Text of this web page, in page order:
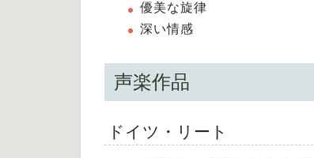
優美な旋律
深い情感
声楽作品
ドイツ・リート